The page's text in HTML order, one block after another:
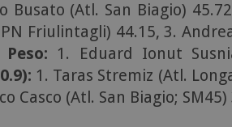
Busato (Atl. San Biagio)
Friulintagli) 44.15, 3.
1. Eduard Ionut
1. Taras Stremiz (Atl.
Casco (Atl. San Biagio; SM45)